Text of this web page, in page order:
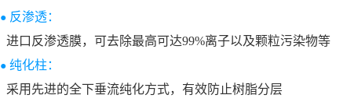
● 反渗透：
进口反渗透膜，可去除最高可达99%离子以及颗粒污染物等
● 纯化柱：
采用先进的全下垂流纯化方式，有效防止树脂分层